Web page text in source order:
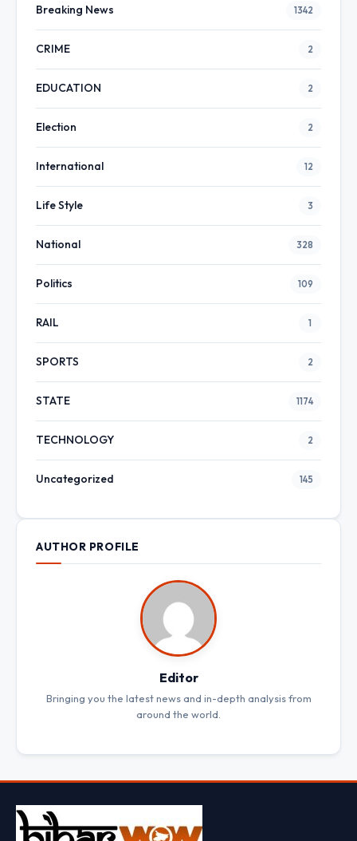
Breaking News 1342
CRIME 2
EDUCATION 2
Election 2
International 12
Life Style 3
National 328
Politics 109
RAIL 1
SPORTS 2
STATE 1174
TECHNOLOGY 2
Uncategorized 145
AUTHOR PROFILE
Editor
Bringing you the latest news and in-depth analysis from
around the world.